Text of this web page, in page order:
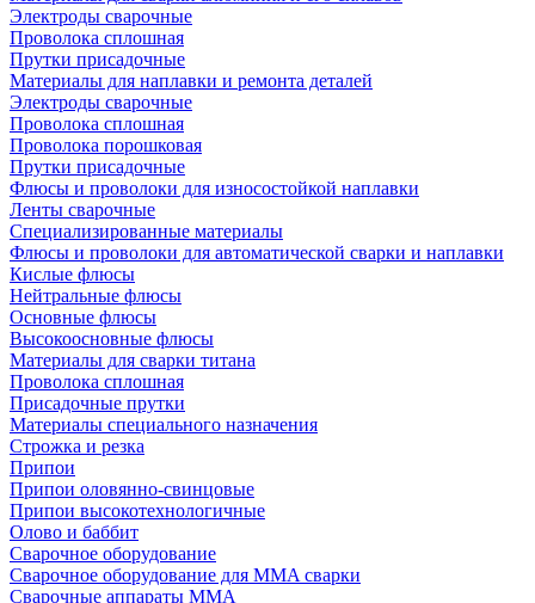
Электроды сварочные
Проволока сплошная
Прутки присадочные
Материалы для наплавки и ремонта деталей
Электроды сварочные
Проволока сплошная
Проволока порошковая
Прутки присадочные
Флюсы и проволоки для износостойкой наплавки
Ленты сварочные
Специализированные материалы
Флюсы и проволоки для автоматической сварки и наплавки
Кислые флюсы
Нейтральные флюсы
Основные флюсы
Высокоосновные флюсы
Материалы для сварки титана
Проволока сплошная
Присадочные прутки
Материалы специального назначения
Строжка и резка
Припои
Припои оловянно-свинцовые
Припои высокотехнологичные
Олово и баббит
Сварочное оборудование
Сварочное оборудование для MMA сварки
Сварочные аппараты MMA